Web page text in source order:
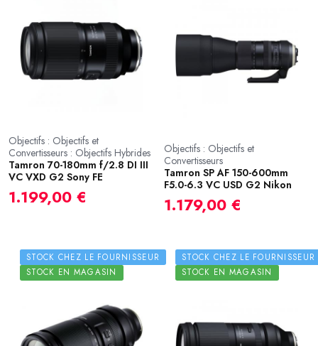
Objectifs : Objectifs et
Convertisseurs : Objectifs Hybrides
Tamron 70-180mm f/2.8 DI III
VC VXD G2 Sony FE
1.199,00 €
Objectifs : Objectifs et
Convertisseurs
Tamron SP AF 150-600mm
F5.0-6.3 VC USD G2 Nikon
1.179,00 €
STOCK CHEZ LE FOURNISSEUR
STOCK EN MAGASIN
STOCK CHEZ LE FOURNISSEUR
STOCK EN MAGASIN